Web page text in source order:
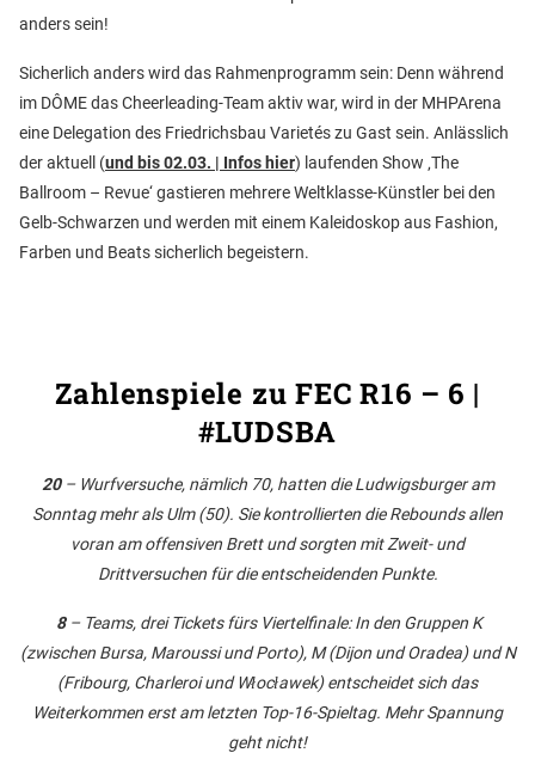
anders sein!
Sicherlich anders wird das Rahmenprogramm sein: Denn während
im DÔME das Cheerleading-Team aktiv war, wird in der MHPArena
eine Delegation des Friedrichsbau Varietés zu Gast sein. Anlässlich
der aktuell (und bis 02.03. | Infos hier) laufenden Show ‚The
Ballroom – Revue‘ gastieren mehrere Weltklasse-Künstler bei den
Gelb-Schwarzen und werden mit einem Kaleidoskop aus Fashion,
Farben und Beats sicherlich begeistern.
Zahlenspiele zu FEC R16 – 6 |
#LUDSBA
20 – Wurfversuche, nämlich 70, hatten die Ludwigsburger am
Sonntag mehr als Ulm (50). Sie kontrollierten die Rebounds allen
voran am offensiven Brett und sorgten mit Zweit- und
Drittversuchen für die entscheidenden Punkte.
8– Teams, drei Tickets fürs Viertelfinale: In den Gruppen K
(zwischen Bursa, Maroussi und Porto), M (Dijon und Oradea) und N
(Fribourg, Charleroi und Włocławek) entscheidet sich das
Weiterkommen erst am letzten Top-16-Spieltag. Mehr Spannung
geht nicht!